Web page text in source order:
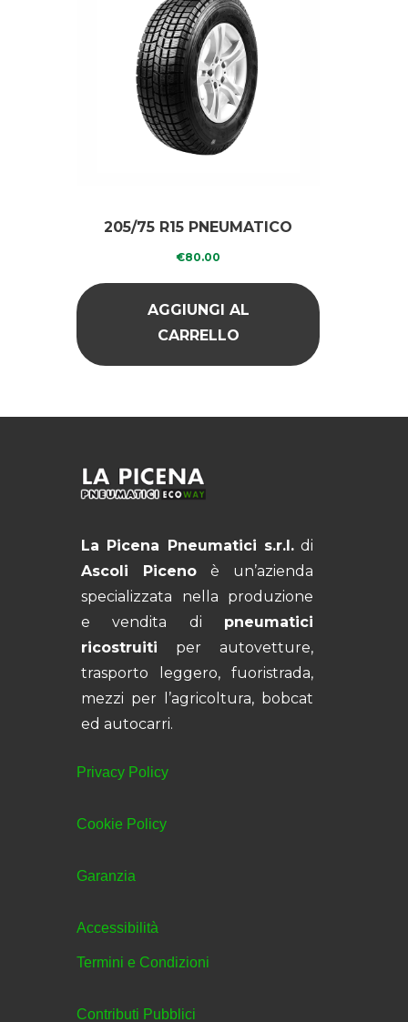
205/75 R15 PNEUMATICO
RICOPERTO INVERNALE
€80.00
AGGIUNGI AL
CARRELLO
La Picena Pneumatici s.r.l.di
Ascoli Piceno è un’azienda
specializzata nella produzione
e vendita di pneumatici
ricostruiti per autovetture,
trasporto leggero, fuoristrada,
mezzi per l’agricoltura, bobcat
ed autocarri.
Privacy Policy
Cookie Policy
Garanzia
Accessibilità
Termini e Condizioni
Contributi Pubblici